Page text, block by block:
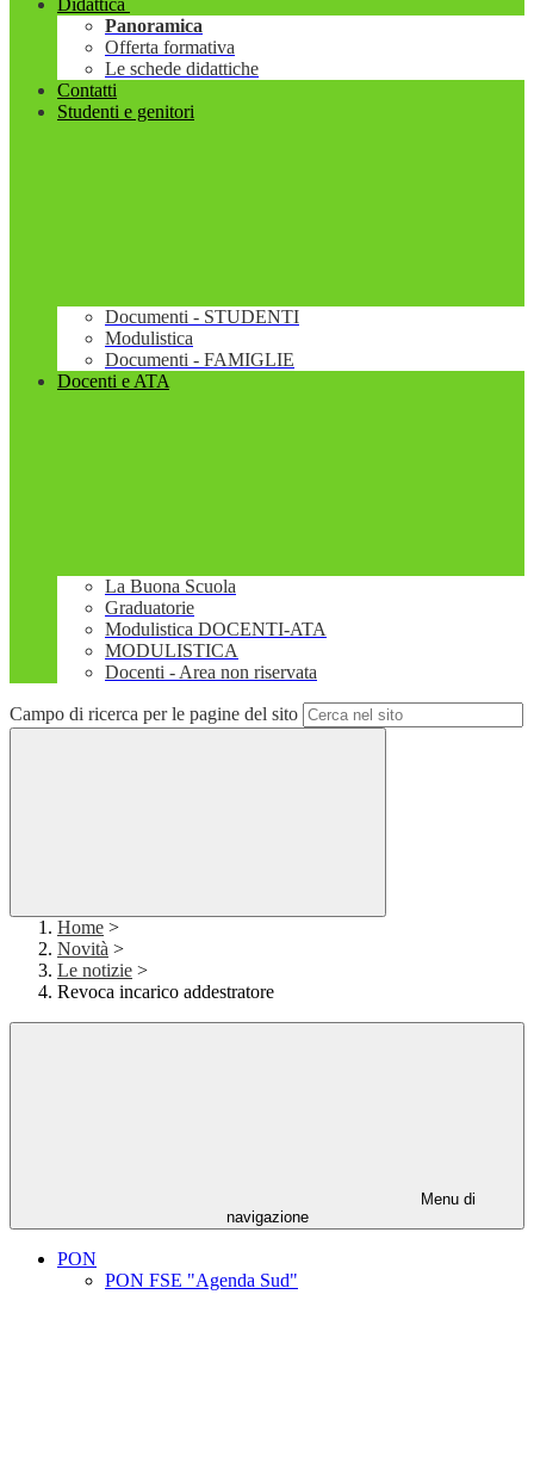
Didattica
Panoramica
Offerta formativa
Le schede didattiche
Contatti
Studenti e genitori
Documenti - STUDENTI
Modulistica
Documenti - FAMIGLIE
Docenti e ATA
La Buona Scuola
Graduatorie
Modulistica DOCENTI-ATA
MODULISTICA
Docenti - Area non riservata
Campo di ricerca per le pagine del sito
Home >
Novità >
Le notizie >
Revoca incarico addestratore
Menu di
navigazione
PON
PON FSE "Agenda Sud"